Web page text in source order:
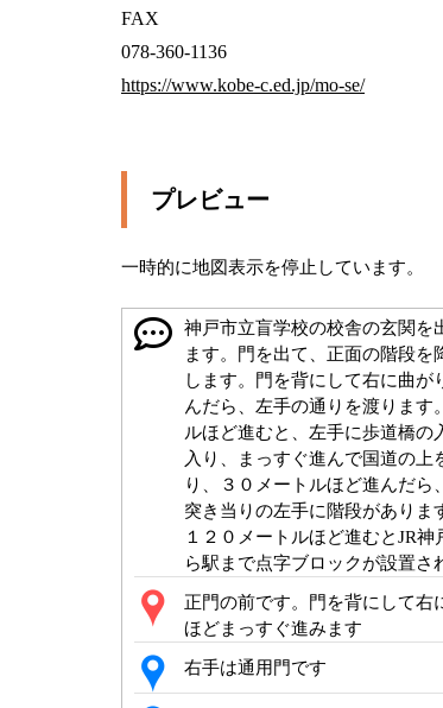
FAX
https://www.kobe-c.ed.jp/mo-se/
プレビュー
一時的に地図表示を停止しています。
神戸市立盲学校の校舎の玄関を
ます。門を出て、正面の階段を
します。門を背にして右に曲が
んだら、左手の通りを渡ります
ルほど進むと、左手に歩道橋の
入り、まっすぐ進んで国道の
り、３０メートルほど進んだ
突き当りの左手に階段がありま
１２０メートルほど進むとJR
ら駅まで点字ブロックが設置さ
正門の前です。門を背にして右
ほどまっすぐ進みます
右手は通用門です